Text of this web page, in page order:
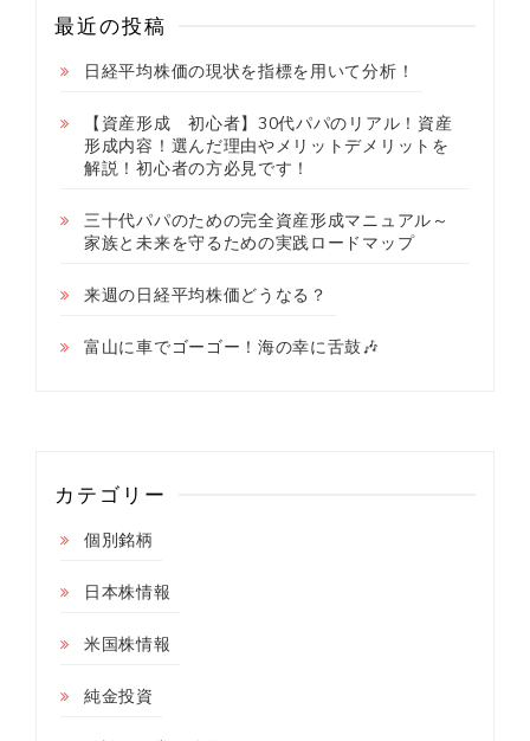
最近の投稿
日経平均株価の現状を指標を用いて分析！
【資産形成 初心者】30代パパのリアル！資産
形成内容！選んだ理由やメリットデメリットを
解説！初心者の方必見です！
三十代パパのための完全資産形成マニュアル～
家族と未来を守るための実践ロードマップ
来週の日経平均株価どうなる？
富山に車でゴーゴー！海の幸に舌鼓🎶
カテゴリー
個別銘柄
日本株情報
米国株情報
純金投資